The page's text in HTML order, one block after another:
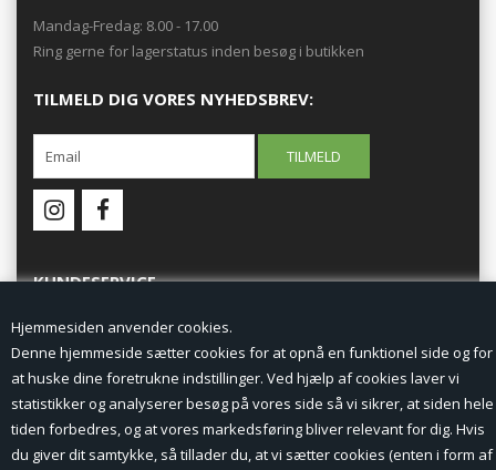
Hjemmesiden anvender cookies.
Denne hjemmeside sætter cookies for at opnå en funktionel side og for
at huske dine foretrukne indstillinger. Ved hjælp af cookies laver vi
statistikker og analyserer besøg på vores side så vi sikrer, at siden hele
tiden forbedres, og at vores markedsføring bliver relevant for dig. Hvis
du giver dit samtykke, så tillader du, at vi sætter cookies (enten i form af
Mandag-Fredag: 8.00 - 17.00
Ring gerne for lagerstatus inden besøg i butikken
TILMELD DIG VORES NYHEDSBREV:
KUNDESERVICE
Forside
Min Konto
Nyheder